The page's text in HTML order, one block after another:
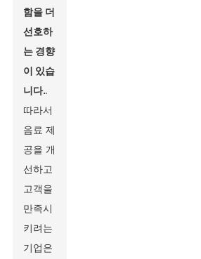
함을 더
선호하
는 경향
이 있습
니다..
따라서
음료 제
공을 개
선하고
고객을
만족시
키려는
기업은